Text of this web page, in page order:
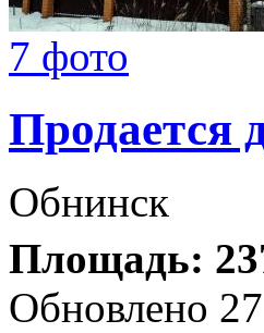
7 фото
Продается
Обнинск
Площадь:
Обновлено